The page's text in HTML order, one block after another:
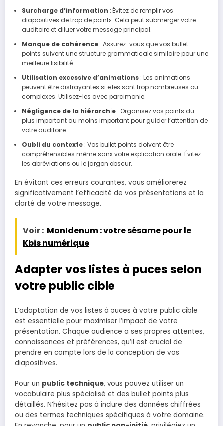
Surcharge d’information : Évitez de remplir vos
diapositives de trop de points. Cela peut submerger votre
auditoire et diluer votre message principal.
Manque de cohérence: Assurez-vous que vos bullet
points suivent une structure grammaticale similaire pour une
meilleure lisibilité.
Utilisation excessive d’animations: Les animations
peuvent être distrayantes si elles sont trop nombreuses ou
complexes. Utilisez-les avec parcimonie.
Négligence de la hiérarchie: Organisez vos points du
plus important au moins important pour guider l’attention de
votre auditoire.
Oubli du contexte: Vos bullet points doivent être
compréhensibles même sans votre explication orale. Évitez
les abréviations ou le jargon obscur.
En évitant ces erreurs courantes, vous améliorerez
significativement l’efficacité de vos présentations et la
clarté de votre message.
Voir : MonIdenum : votre sésame pour le
Kbis numérique
Adapter vos listes à puces selon
votre public cible
L’adaptation de vos listes à puces à votre public cible
est essentielle pour maximiser l’impact de votre
présentation. Chaque audience a ses propres attentes,
connaissances et préférences, qu’il est crucial de
prendre en compte lors de la conception de vos
diapositives.
Pour un public technique, vous pouvez utiliser un
vocabulaire plus spécialisé et des bullet points plus
détaillés. N’hésitez pas à inclure des données chiffrées
ou des termes techniques spécifiques à votre domaine.